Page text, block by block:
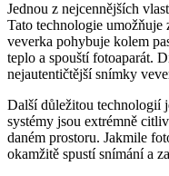
Jednou z nejcennějších
Tato technologie umožňuje
veverka pohybuje kolem
teplo a spouští fotoaparát.
nejautentičtější snímky
Další důležitou technologií
systémy jsou extrémně
daném prostoru. Jakmile
okamžitě spustí snímání a